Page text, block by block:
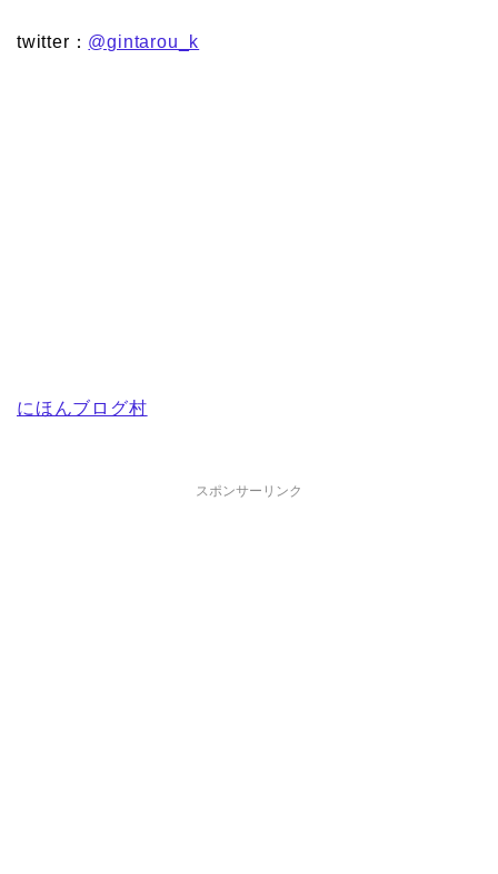
twitter： @gintarou_k
にほんブログ村
スポンサーリンク